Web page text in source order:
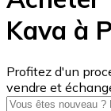
USD Coin
USDC
Kava à
Profitez d'un
vendre et